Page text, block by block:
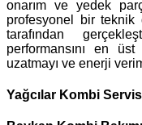
onarım ve yedek
profesyonel bir teknik
tarafından
performansını en
uzatmayı ve enerji
Yağcılar Kombi